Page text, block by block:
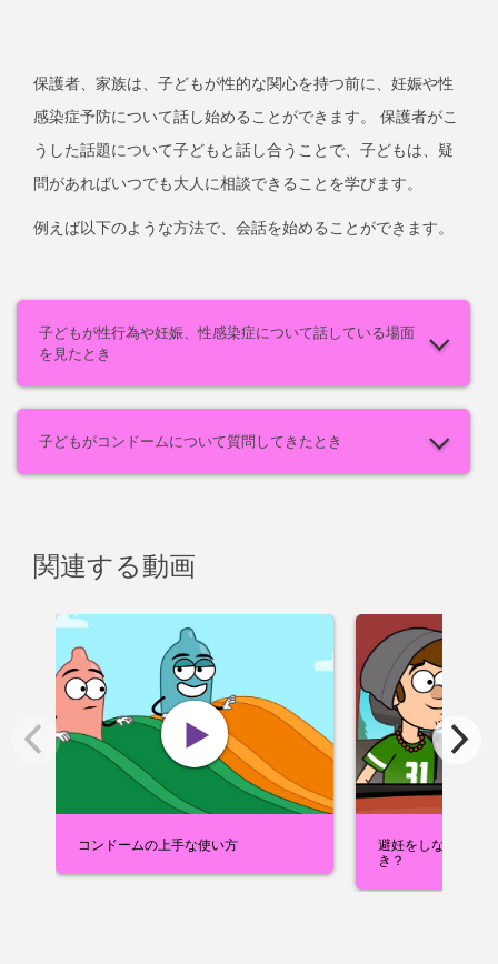
保護者、家族は、子どもが性的な関心を持つ前に、妊娠や性
感染症予防について話し始めることができます。 保護者がこ
うした話題について子どもと話し合うことで、子どもは、疑
問があればいつでも大人に相談できることを学びます。
例えば以下のような方法で、会話を始めることができます。
子どもが性行為や妊娠、性感染症について話している場面
を見たとき
子どもがコンドームについて質問してきたとき
関連する動画
コンドームの上手な使い方
避妊をしない性行
き？